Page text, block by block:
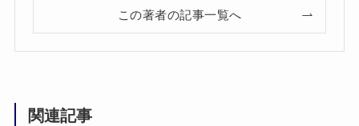
この著者の記事一覧へ
関連記事